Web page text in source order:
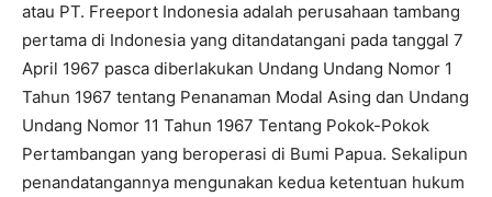
atau PT. Freeport Indonesia adalah perusahaan tambang
pertama di Indonesia yang ditandatangani pada tanggal 7
April 1967 pasca diberlakukan Undang Undang Nomor 1
Tahun 1967 tentang Penanaman Modal Asing dan Undang
Undang Nomor 11 Tahun 1967 Tentang Pokok-Pokok
Pertambangan yang beroperasi di Bumi Papua. Sekalipun
penandatangannya mengunakan kedua ketentuan hukum